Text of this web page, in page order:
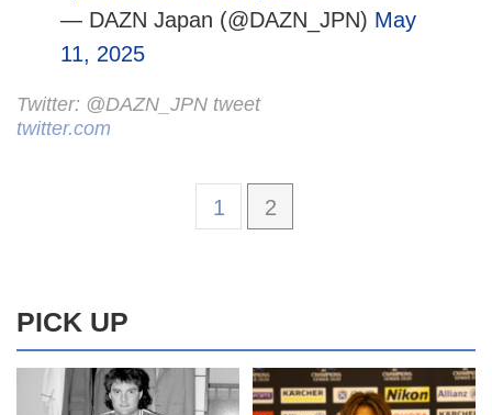
— DAZN Japan (@DAZN_JPN) May
11, 2025
Twitter: @DAZN_JPN tweet
twitter.com
1 2
PICK UP